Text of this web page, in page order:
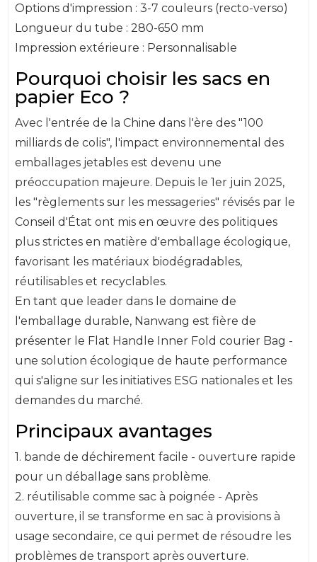
Options d'impression : 3-7 couleurs (recto-verso)
Longueur du tube : 280-650 mm
Impression extérieure : Personnalisable
Pourquoi choisir les sacs en
papier Eco ?
Avec l'entrée de la Chine dans l'ère des "100
milliards de colis", l'impact environnemental des
emballages jetables est devenu une
préoccupation majeure. Depuis le 1er juin 2025,
les "règlements sur les messageries" révisés par le
Conseil d'État ont mis en œuvre des politiques
plus strictes en matière d'emballage écologique,
favorisant les matériaux biodégradables,
réutilisables et recyclables.
En tant que leader dans le domaine de
l'emballage durable, Nanwang est fière de
présenter le Flat Handle Inner Fold courier Bag -
une solution écologique de haute performance
qui s'aligne sur les initiatives ESG nationales et les
demandes du marché.
Principaux avantages
1. bande de déchirement facile - ouverture rapide
pour un déballage sans problème.
2. réutilisable comme sac à poignée - Après
ouverture, il se transforme en sac à provisions à
usage secondaire, ce qui permet de résoudre les
problèmes de transport après ouverture.